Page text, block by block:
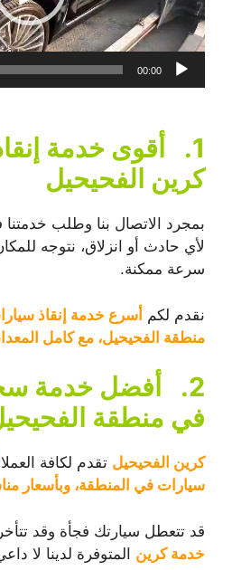
00:00
1.
أقوى خدمة
كرين الفحيحيل
بمجرد الاتصال بنا وطلب
لأي حادث أو انزلاق، نتوجه
سرعة ممكنة.
نقدم لكم أسرع خدمة إنقاذ
منطقة الفحيحيل، مع كامل
2.
أفضل خدمة
في منطقة
كرين الفحيحيل تقدم لكافة
سيارات في المنطقة، وبأسعار
قد تتعطل سيارتك فجأة وقد
خدمة كرين المتوفرة لدينا لا